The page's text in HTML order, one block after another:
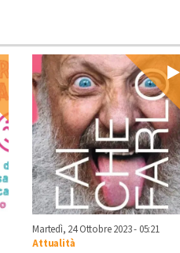
Martedì, 24 Ottobre 2023 - 05:21
Attualità